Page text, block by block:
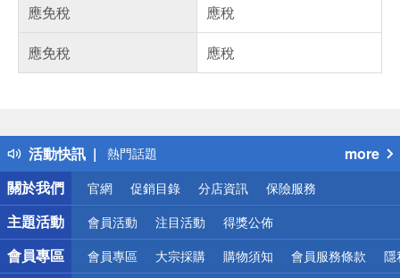
應免稅
應稅
應免稅
應稅
活動快訊
得獎公告
熱門話題
銀行優惠
偏遠地區配送
詐騙網頁！請小心！
more
關於我們
官網 促銷目錄 分店資訊 保險服務
主題活動 會員活動 注目活動 得獎公佈
會員專區 會員專區 大宗採購 購物須知 會員服務條款 隱